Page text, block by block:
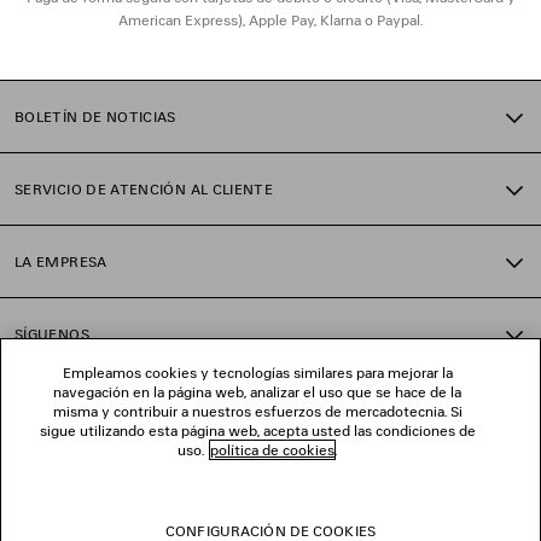
American Express), Apple Pay, Klarna o Paypal.
BOLETÍN DE NOTICIAS
SERVICIO DE ATENCIÓN AL CLIENTE
LA EMPRESA
SÍGUENOS
TIENDAS
Empleamos cookies y tecnologías similares para mejorar la
navegación en la página web, analizar el uso que se hace de la
misma y contribuir a nuestros esfuerzos de mercadotecnia. Si
sigue utilizando esta página web, acepta usted las condiciones de
uso. política de cookies.
CONFIGURACIÓN DE COOKIES